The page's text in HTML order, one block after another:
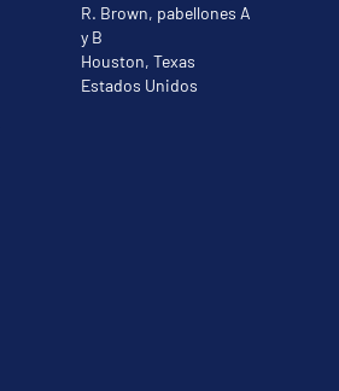
R. Brown, pabellones A
y B
Houston, Texas
Estados Unidos